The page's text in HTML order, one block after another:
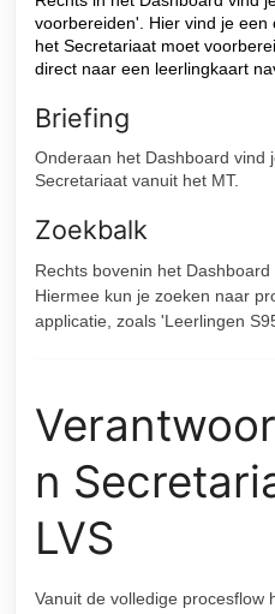
voorbereiden'. Hier vind je
het Secretariaat moet
direct naar een leerlingkaart
Briefing
Onderaan het Dashboard vind
Secretariaat vanuit het MT.
Zoekbalk
Rechts bovenin het
Hiermee kun je zoeken naar
applicatie, zoals 'Leerlingen
n
LVS
Vanuit de volledige procesflow